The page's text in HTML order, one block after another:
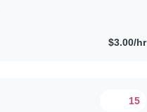
$3.00/hr
15